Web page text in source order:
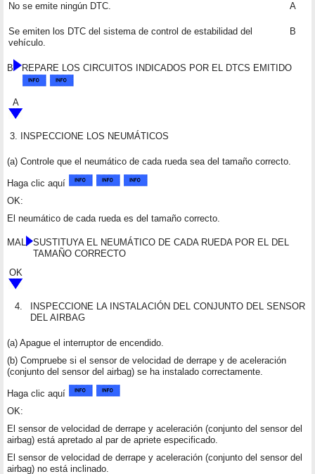
No se emite ningún DTC. A
Se emiten los DTC del sistema de control de estabilidad del
vehículo.
B
B REPARE LOS CIRCUITOS INDICADOS POR EL DTCS EMITIDO
A
3. INSPECCIONE LOS NEUMÁTICOS
(a) Controle que el neumático de cada rueda sea del tamaño correcto.
Haga clic aquí
OK:
El neumático de cada rueda es del tamaño correcto.
MAL
SUSTITUYA EL NEUMÁTICO DE CADA RUEDA POR EL DEL
TAMAÑO CORRECTO
OK
4.
INSPECCIONE LA INSTALACIÓN DEL CONJUNTO DEL SENSOR
DEL AIRBAG
(a) Apague el interruptor de encendido.
(b) Compruebe si el sensor de velocidad de derrape y de aceleración
(conjunto del sensor del airbag) se ha instalado correctamente.
Haga clic aquí
OK:
El sensor de velocidad de derrape y aceleración (conjunto del sensor del
airbag) está apretado al par de apriete especificado.
El sensor de velocidad de derrape y aceleración (conjunto del sensor del
airbag) no está inclinado.